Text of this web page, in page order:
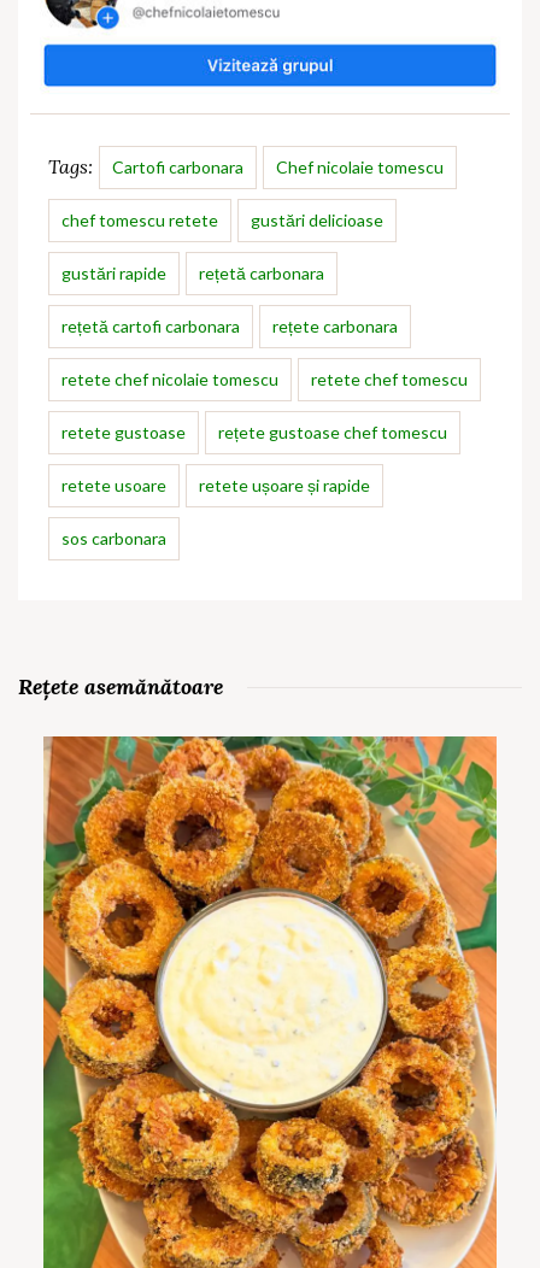
Tags: Cartofi carbonara Chef nicolaie tomescu
chef tomescu retete gustări delicioase
gustări rapide rețetă carbonara
rețetă cartofi carbonara rețete carbonara
retete chef nicolaie tomescu retete chef tomescu
retete gustoase rețete gustoase chef tomescu
retete usoare retete ușoare și rapide
sos carbonara
Rețete asemănătoare